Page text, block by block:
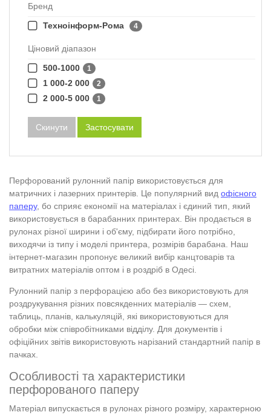
Бренд
Техноінформ-Рома
4
Ціновий діапазон
500-1000
1
1 000-2 000 2
2 000-5 000 1
Скинути Застосувати
Перфорований рулонний папір використовується для
матричних і лазерних принтерів. Це популярний вид офісного
паперу, бо сприяє економії на матеріалах і єдиний тип, який
використовується в барабанних принтерах. Він продається в
рулонах різної ширини і об'єму, підбирати його потрібно,
виходячи із типу і моделі принтера, розмірів барабана. Наш
інтернет-магазин пропонує великий вибір канцтоварів та
витратних матеріалів оптом і в роздріб в Одесі.
Рулонний папір з перфорацією або без використовують для
роздрукування різних повсякденних матеріалів — схем,
таблиць, планів, калькуляцій, які використовуються для
обробки між співробітниками відділу. Для документів і
офіційних звітів використовують нарізаний стандартний папір в
пачках.
Особливості та характеристики
перфорованого паперу
Матеріал випускається в рулонах різного розміру, характерною